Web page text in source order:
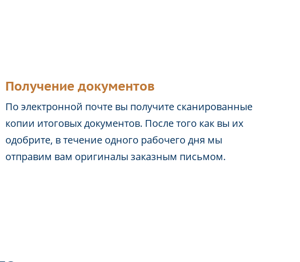
Получение документов
По электронной почте вы получите сканированные
копии итоговых документов. После того как вы их
одобрите, в течение одного рабочего дня мы
отправим вам оригиналы заказным письмом.